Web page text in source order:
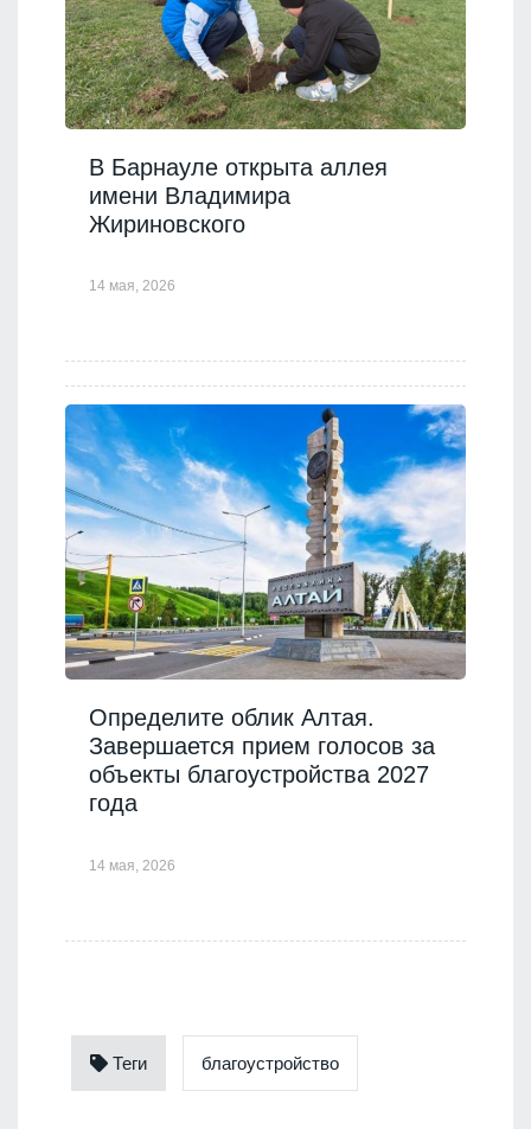
В Барнауле открыта аллея
имени Владимира
Жириновского
14 мая, 2026
Определите облик Алтая.
Завершается прием голосов за
объекты благоустройства 2027
года
14 мая, 2026
Теги благоустройство